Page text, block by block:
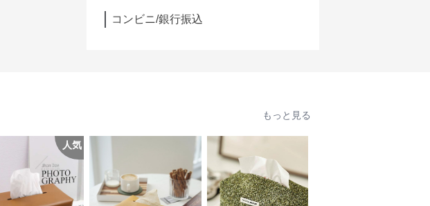
コンビニ/銀行振込
もっと見る
人気